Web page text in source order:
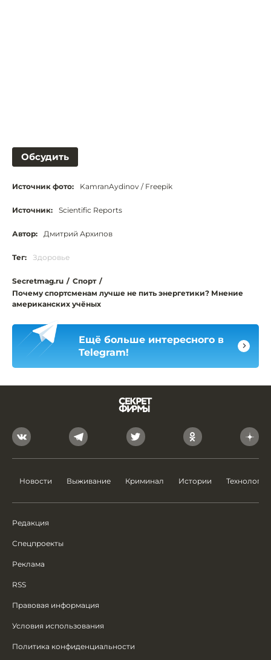
Обсудить
Источник фото: KamranAydinov / Freepik
Источник: Scientific Reports
Автор: Дмитрий Архипов
Тег: Здоровье
Secretmag.ru / Спорт /
Почему спортсменам лучше не пить энергетики? Мнение
американских учёных
Ещё больше интересного в
Telegram!
Новости Выживание Криминал Истории Технологии
Редакция
Спецпроекты
Реклама
RSS
Правовая информация
Условия использования
Политика конфиденциальности